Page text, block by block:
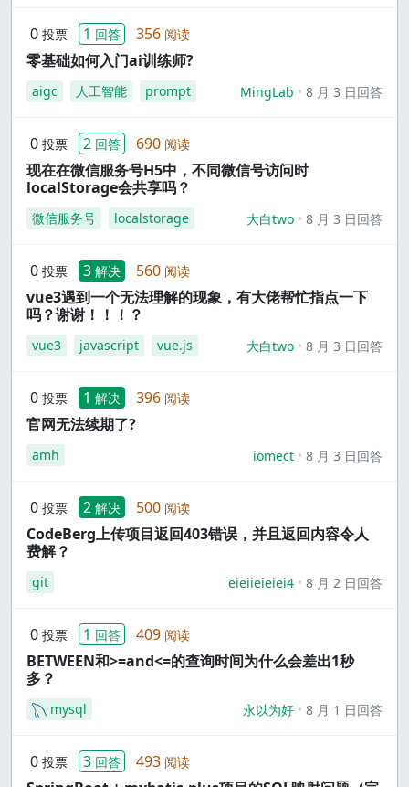
0 投票 1 回答 356 阅读
零基础如何入门ai训练师?
aigc 人工智能 prompt MingLab 8 月 3 日回答
0 投票 2 回答 690 阅读
现在在微信服务号H5中，不同微信号访问时
localStorage会共享吗？
微信服务号 localstorage 大白two 8 月 3 日回答
0 投票 3 解决 560 阅读
vue3遇到一个无法理解的现象，有大佬帮忙指点一下
吗？谢谢！！！？
vue3 javascript vue.js 大白two 8 月 3 日回答
0 投票 1 解决 396 阅读
官网无法续期了?
amh iomect 8 月 3 日回答
0 投票 2 解决 500 阅读
CodeBerg上传项目返回403错误，并且返回内容令人
费解？
git eieiieieiei4 8 月 2 日回答
0 投票 1 回答 409 阅读
BETWEEN和>=and<=的查询时间为什么会差出1秒
多？
mysql 永以为好 8 月 1 日回答
0 投票 3 回答 493 阅读